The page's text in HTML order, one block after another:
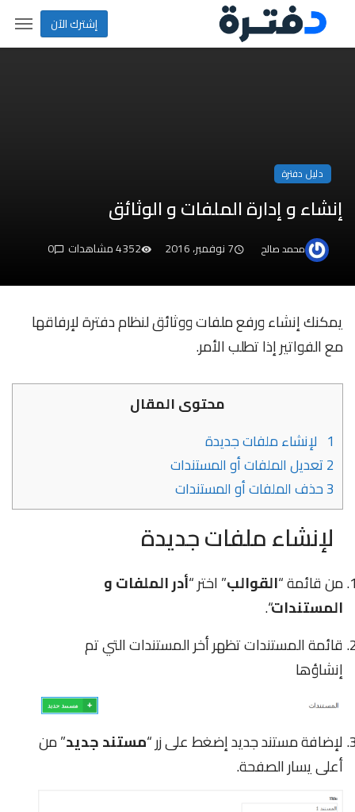
إشترك الآن
دليل دفترة
إنشاء و إدارة الملفات و الوثائق
محمد صالح 7 نوفمبر، 2016 4352 مشاهدات 0
يمكنك إنشاء ورفع ملفات ووثائق لنظام دفترة لإرفاقها
مع الفواتير إذا تطلب الأمر.
محتوى المقال
1 لإنشاء ملفات جديدة
2تعديل الملفات أو المستندات
3حذف الملفات أو المستندات
لإنشاء ملفات جديدة
من قائمة “القوالب” اختر “أدر الملفات و
المستندات“.
قائمة المستندات تظهر أخر المستندات التي تم
إنشاؤها
لإضافة مستند جديد إضغط على زر “مستند جديد” من
أعلى يسار الصفحة.